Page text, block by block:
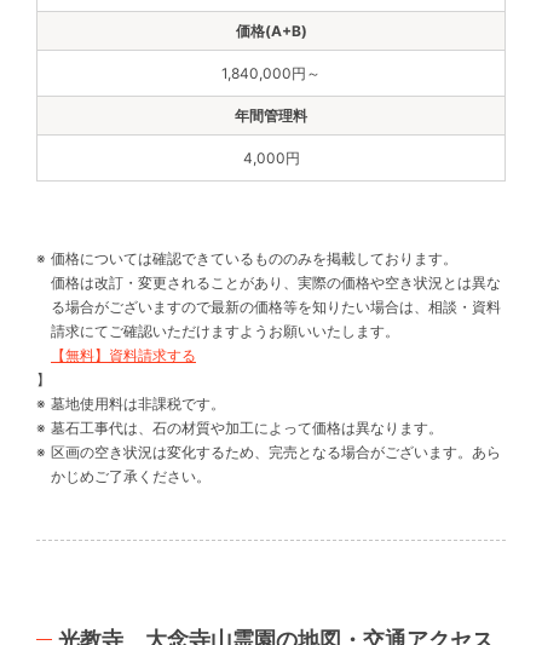
1,840,000円～
4,000円
価格については確認できているもののみを掲載しております。
価格は改訂・変更されることがあり、実際の価格や空き状況とは異な
る場合がございますので最新の価格等を知りたい場合は、相談・資料
請求にてご確認いただけますようお願いいたします。
【無料】資料請求する
】
墓地使用料は非課税です。
墓石工事代は、石の材質や加工によって価格は異なります。
区画の空き状況は変化するため、完売となる場合がございます。あら
かじめご了承ください。
光教寺 大念寺山霊園の地図・交通アクセス